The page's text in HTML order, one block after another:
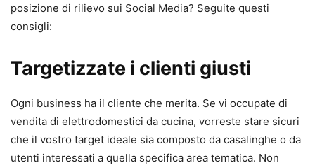
posizione di rilievo sui Social Media? Seguite questi
consigli:
Targetizzate i clienti giusti
Ogni business ha il cliente che merita. Se vi occupate di
vendita di elettrodomestici da cucina, vorreste stare sicuri
che il vostro target ideale sia composto da casalinghe o da
utenti interessati a quella specifica area tematica. Non